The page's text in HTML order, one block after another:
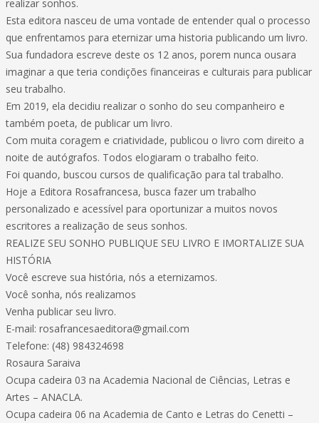
realizar sonhos.
Esta editora nasceu de uma vontade de entender qual o processo
que enfrentamos para eternizar uma historia publicando um livro.
Sua fundadora escreve deste os 12 anos, porem nunca ousara
imaginar a que teria condições financeiras e culturais para publicar
seu trabalho.
Em 2019, ela decidiu realizar o sonho do seu companheiro e
também poeta, de publicar um livro.
Com muita coragem e criatividade, publicou o livro com direito a
noite de autógrafos. Todos elogiaram o trabalho feito.
Foi quando, buscou cursos de qualificação para tal trabalho.
Hoje a Editora Rosafrancesa, busca fazer um trabalho
personalizado e acessível para oportunizar a muitos novos
escritores a realização de seus sonhos.
REALIZE SEU SONHO PUBLIQUE SEU LIVRO E IMORTALIZE SUA
HISTÓRIA
Você escreve sua história, nós a eternizamos.
Você sonha, nós realizamos
Venha publicar seu livro.
E-mail: rosafrancesaeditora@gmail.com
Telefone: (48) 984324698
Rosaura Saraiva
Ocupa cadeira 03 na Academia Nacional de Ciências, Letras e
Artes – ANACLA.
Ocupa cadeira 06 na Academia de Canto e Letras do Cenetti –